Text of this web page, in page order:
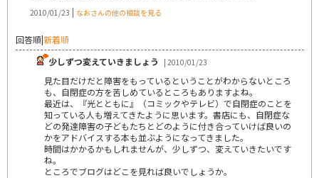
2010/01/23 | なおさんの他の相談を見る
回答順|新着順
少しずつ変えていきましょう
| 2010/01/23
見た目だけだと障害をもっているということがわからないところ
も、自閉症の方を苦しめているところもありますよね。
最近は、『光とともに』（コミックやテレビ）で自閉症のことを
知っている人も増えてきたように思います。書店にも、自閉症な
どの発達障害の子どもたちとどのように付き合っていけば良いの
かをアドバイスする本も並ぶようになってきました。
時間はかかるかもしれませんが、少しずつ、変えていきたいです
ね。
ところでブログはどこを見れば良いでしょうか。